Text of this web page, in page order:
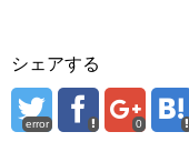
シェアする
error 0